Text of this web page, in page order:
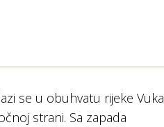
se u obuhvatu rijeke Vuka
strani. Sa zapada